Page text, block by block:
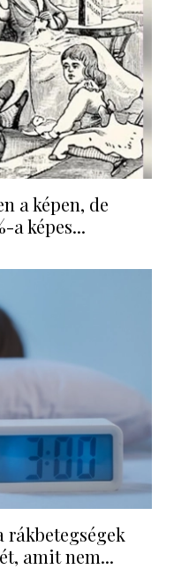
a képen, de
a képes...
rákbetegségek
amit nem...